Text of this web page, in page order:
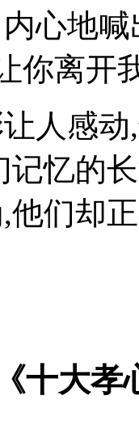
心地
你离开
感动,
记忆的
他们却
十大